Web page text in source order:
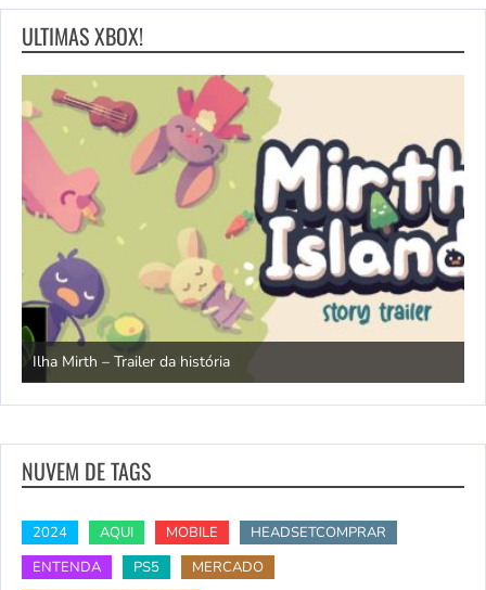
ULTIMAS XBOX!
Ilha Mirth – Trailer da história
NUVEM DE TAGS
2024 AQUI MOBILE
HEADSETCOMPRAR
ENTENDA
PS5
MERCADO